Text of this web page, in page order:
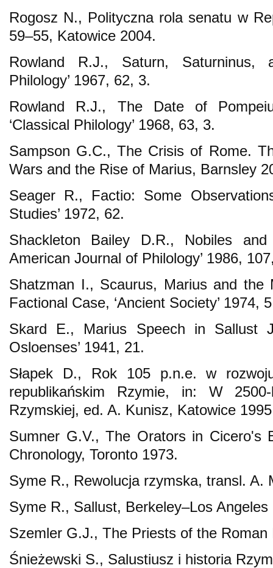
Rogosz N., Polityczna rola senatu w
59–55, Katowice 2004.
Rowland R.J., Saturn, Saturninus,
Philology’ 1967, 62, 3.
Rowland R.J., The Date of
‘Classical Philology’ 1968, 63, 3.
Sampson G.C., The Crisis of Rome.
Wars and the Rise of Marius, Barnsley
Seager R., Factio: Some
Studies’ 1972, 62.
Shackleton Bailey D.R., Nobiles and
American Journal of Philology’ 1986,
Shatzman I., Scaurus, Marius and the
Factional Case, ‘Ancient Society’ 1974,
Skard E., Marius Speech in Sallust
Osloenses’ 1941, 21.
Słapek D., Rok 105 p.n.e. w
republikańskim Rzymie, in: W
Rzymskiej, ed. A. Kunisz, Katowice
Sumner G.V., The Orators in Cicero's
Chronology, Toronto 1973.
Syme R., Rewolucja rzymska, transl. A.
Syme R., Sallust, Berkeley–Los Angeles
Szemler G.J., The Priests of the
Śnieżewski S., Salustiusz i historia